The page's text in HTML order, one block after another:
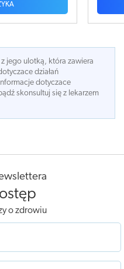
DO KOSZYKA
jego ulotką, która zawiera
działań
dotyczace
skonsultuj się z lekarzem
o zdrowiu